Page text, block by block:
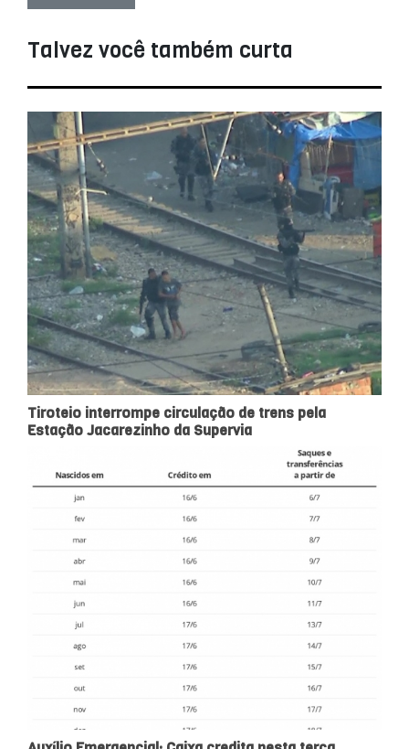
Talvez você também curta
Tiroteio interrompe circulação de trens pela
Estação Jacarezinho da Supervia